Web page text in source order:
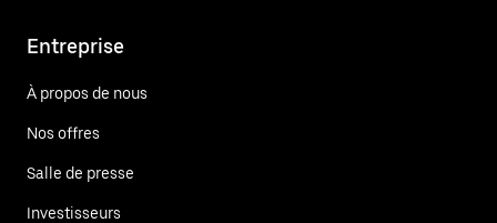
Entreprise
À propos de nous
Nos offres
Salle de presse
Investisseurs